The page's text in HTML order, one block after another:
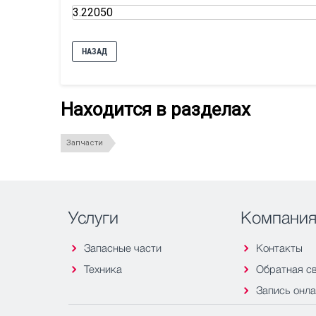
3.22050
НАЗАД
Находится в разделах
Запчасти
Услуги
Запасные части
Техника
Компания
Контакты
Обратная
Запись